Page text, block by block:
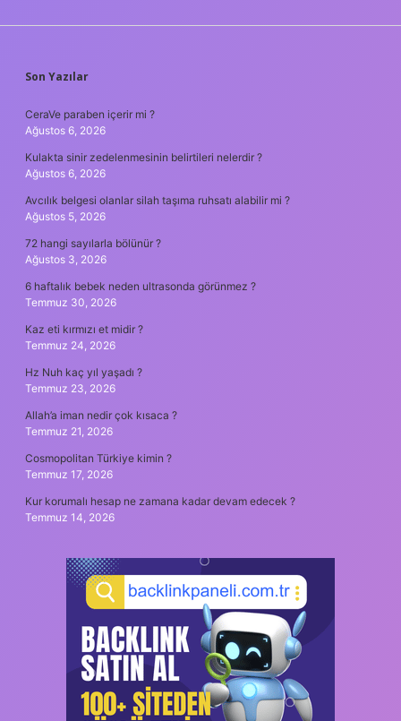
SIDEBAR
Son Yazılar
CeraVe paraben içerir mi ?
Ağustos 6, 2026
Kulakta sinir zedelenmesinin belirtileri nelerdir ?
Ağustos 6, 2026
Avcılık belgesi olanlar silah taşıma ruhsatı alabilir mi ?
Ağustos 5, 2026
72 hangi sayılarla bölünür ?
Ağustos 3, 2026
6 haftalık bebek neden ultrasonda görünmez ?
Temmuz 30, 2026
Kaz eti kırmızı et midir ?
Temmuz 24, 2026
Hz Nuh kaç yıl yaşadı ?
Temmuz 23, 2026
Allah’a iman nedir çok kısaca ?
Temmuz 21, 2026
Cosmopolitan Türkiye kimin ?
Temmuz 17, 2026
Kur korumalı hesap ne zamana kadar devam edecek ?
Temmuz 14, 2026